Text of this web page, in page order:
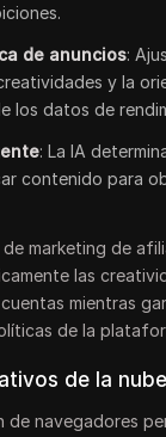
de anuncios:
y la
los datos de
: La IA
contenido para
de marketing de
las
mientras
de la
de la nube
de navegadores